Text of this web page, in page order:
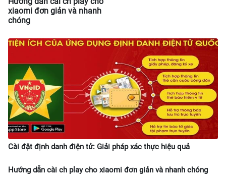
xiaomi đơn giản và nhanh
chóng
Cài đặt định danh điện tử: Giải pháp xác thực hiệu quả
Hướng dẫn cài ch play cho xiaomi đơn giản và nhanh chóng